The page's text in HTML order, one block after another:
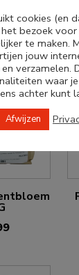
cookies (en
bezoek
te maken.
jouw
verzamelen.
waar
achter kunt
Afwijzen